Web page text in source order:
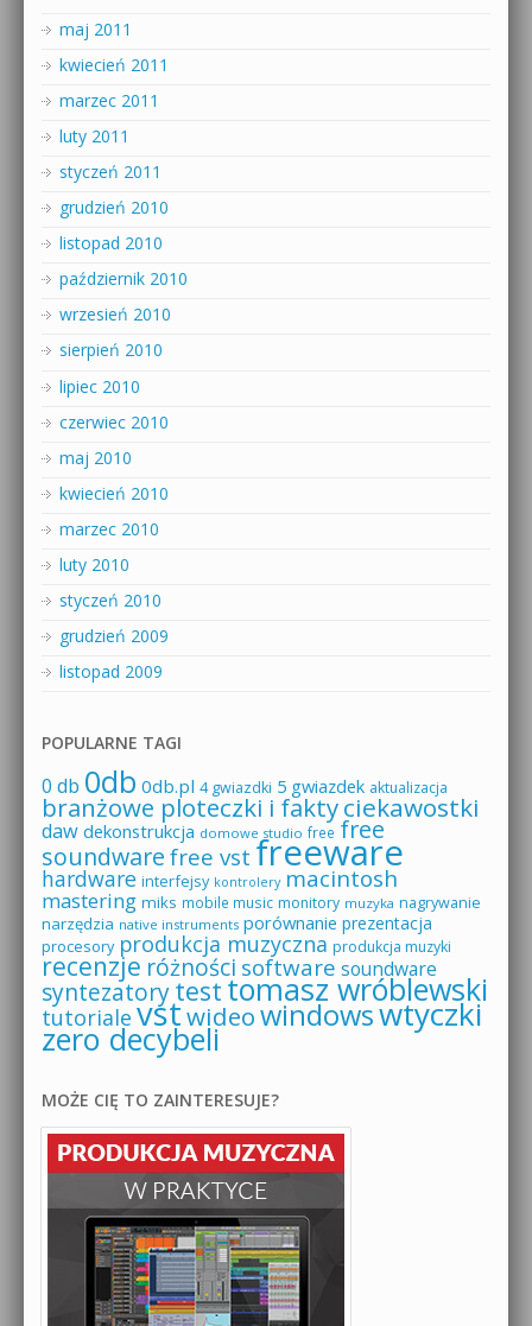
maj 2011
kwiecień 2011
marzec 2011
luty 2011
styczeń 2011
grudzień 2010
listopad 2010
październik 2010
wrzesień 2010
sierpień 2010
lipiec 2010
czerwiec 2010
maj 2010
kwiecień 2010
marzec 2010
luty 2010
styczeń 2010
grudzień 2009
listopad 2009
POPULARNE TAGI
0 db 0db 0db.pl 4 gwiazdki 5 gwiazdek aktualizacja
branżowe ploteczki i faktyciekawostki
daw dekonstrukcja domowe studio free free
soundware free vst freeware
hardware interfejsy kontrolery macintosh
mastering miks mobile music monitory muzyka nagrywanie
narzędzia native instruments porównanie prezentacja
procesory produkcja muzyczna produkcja muzyki
recenzje różności software soundware
syntezatorytesttomasz wróblewski
tutoriale vstwideowindowswtyczki
zero decybeli
MOŻE CIĘ TO ZAINTERESUJE?